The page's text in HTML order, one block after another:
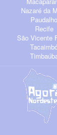
Nazaré da
Paudalho
Recife
São Vicente